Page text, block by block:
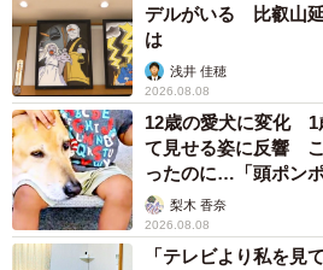
ーよかった…血の雨が降ったのかと
「がんもは妻とスーパーに行った時
いて鰹節をかけて醤油で食べよう
が、そのことはすっかり忘れてシ
なかったようです」
シュークリームについては「この
デルがいる 比叡山
は
浅井 佳穂
2026.08.08
12歳の愛犬に変化 1
て見せる姿に反響
ったのに…「頭ポン
「尊…」
梨木 香奈
2026.08.08
「テレビより私を見